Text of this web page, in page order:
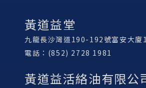
黃道益堂
九龍長沙灣道190-192號富安大廈
電話：(852) 2728 1981
黃道益活絡油有限公